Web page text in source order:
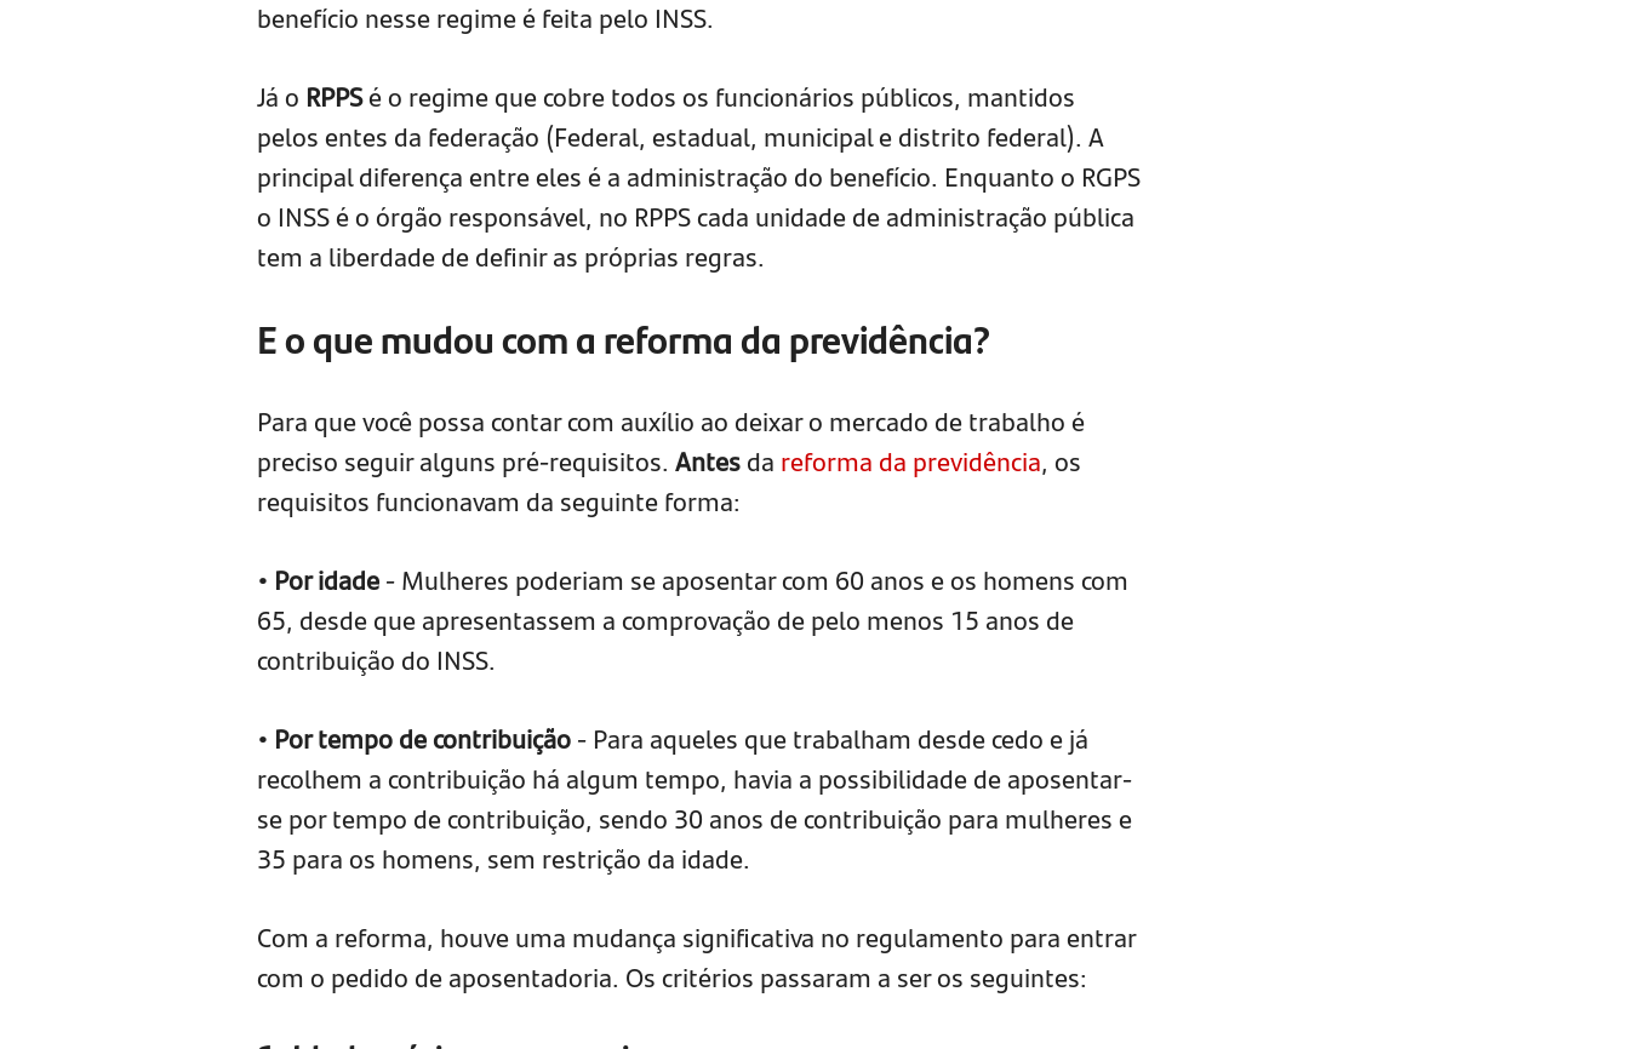
benefício nesse regime é feita pelo INSS.
Já o RPPSé o regime que cobre todos os funcionários públicos, mantidos
pelos entes da federação (Federal, estadual, municipal e distrito federal). A
principal diferença entre eles é a administração do benefício. Enquanto o RGPS
o INSS é o órgão responsável, no RPPS cada unidade de administração pública
tem a liberdade de definir as próprias regras.
E o que mudou com a reforma da previdência?
Para que você possa contar com auxílio ao deixar o mercado de trabalho é
preciso seguir alguns pré-requisitos. Antesda reforma da previdência, os
requisitos funcionavam da seguinte forma:
• Por idade- Mulheres poderiam se aposentar com 60 anos e os homens com
65, desde que apresentassem a comprovação de pelo menos 15 anos de
contribuição do INSS.
• Por tempo de contribuição- Para aqueles que trabalham desde cedo e já
recolhem a contribuição há algum tempo, havia a possibilidade de aposentar-
se por tempo de contribuição, sendo 30 anos de contribuição para mulheres e
35 para os homens, sem restrição da idade.
Com a reforma, houve uma mudança significativa no regulamento para entrar
com o pedido de aposentadoria. Os critérios passaram a ser os seguintes: